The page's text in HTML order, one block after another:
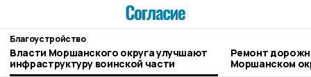
Благоустройство
Власти Моршанского округа улучшают
инфраструктуру воинской части
Ремонт
Моршанском